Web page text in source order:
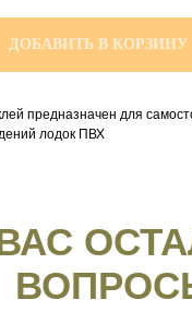
ДОБАВИТЬ В КОРЗИНУ
предназначен для
лодок ПВХ